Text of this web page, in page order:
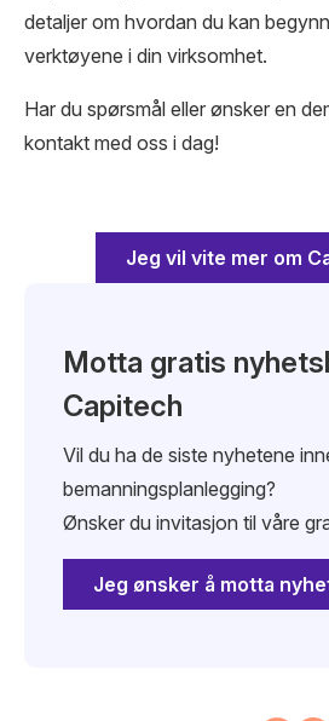
detaljer om hvordan du kan
verktøyene i din virksomhet.
Har du spørsmål eller ønsker en
kontakt med oss i dag!
Jeg vil vite mer om
Motta gratis
Capitech
Vil du ha de siste nyhetene
bemanningsplanlegging?
Ønsker du invitasjon til våre
Jeg ønsker å motta